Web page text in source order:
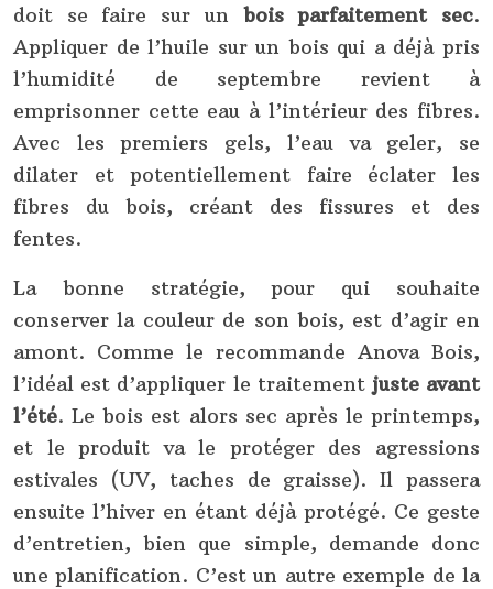
doit se faire sur un bois parfaitement sec.
Appliquer de l’huile sur un bois qui a déjà pris
l’humidité de septembre revient à
emprisonner cette eau à l’intérieur des fibres.
Avec les premiers gels, l’eau va geler, se
dilater et potentiellement faire éclater les
fibres du bois, créant des fissures et des
fentes.
La bonne stratégie, pour qui souhaite
conserver la couleur de son bois, est d’agir en
amont. Comme le recommande Anova Bois,
l’idéal est d’appliquer le traitement juste avant
l’été. Le bois est alors sec après le printemps,
et le produit va le protéger des agressions
estivales (UV, taches de graisse). Il passera
ensuite l’hiver en étant déjà protégé. Ce geste
d’entretien, bien que simple, demande donc
une planification. C’est un autre exemple de la